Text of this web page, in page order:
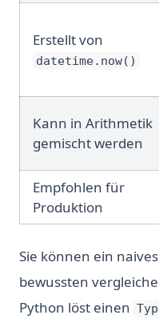
Erstellt von
datetime.now()
Kann in Arithmetik
gemischt werden
Empfohlen für
Produktion
Sie können ein
bewussten
Python löst einen